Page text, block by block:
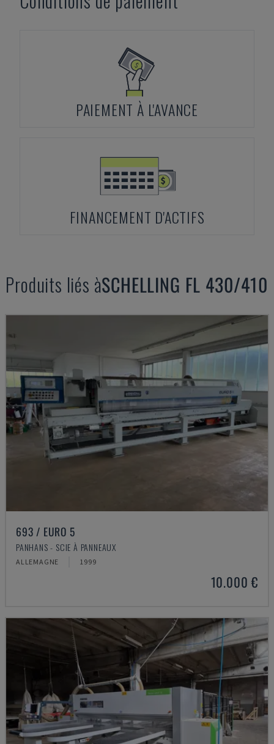
PAIEMENT À L'AVANCE
FINANCEMENT D'ACTIFS
Produits liés àSCHELLING FL 430/410
693 / EURO 5
PANHANS - SCIE À PANNEAUX
ALLEMAGNE 1999
10.000 €